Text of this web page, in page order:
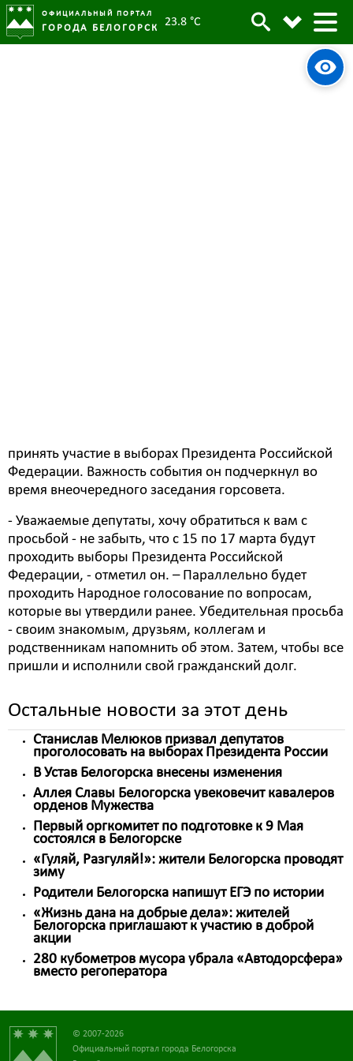
ОФИЦИАЛЬНЫЙ ПОРТАЛ
ГОРОДА БЕЛОГОРСК 23.8 °C
Архив
принять участие в выборах Президента Российской
Федерации. Важность события он подчеркнул во
время внеочередного заседания горсовета.
- Уважаемые депутаты, хочу обратиться к вам с
просьбой - не забыть, что с 15 по 17 марта будут
проходить выборы Президента Российской
Федерации, - отметил он. – Параллельно будет
проходить Народное голосование по вопросам,
которые вы утвердили ранее. Убедительная просьба
- своим знакомым, друзьям, коллегам и
родственникам напомнить об этом. Затем, чтобы все
пришли и исполнили свой гражданский долг.
Остальные новости за этот день
Станислав Мелюков призвал депутатов
проголосовать на выборах Президента России
В Устав Белогорска внесены изменения
Аллея Славы Белогорска увековечит кавалеров
орденов Мужества
Первый оргкомитет по подготовке к 9 Мая
состоялся в Белогорске
«Гуляй, Разгуляй!»: жители Белогорска проводят
зиму
Родители Белогорска напишут ЕГЭ по истории
«Жизнь дана на добрые дела»: жителей
Белогорска приглашают к участию в доброй
акции
280 кубометров мусора убрала «Автодорсфера»
вместо регоператора
© 2007-2026
Официальный портал города Белогорска